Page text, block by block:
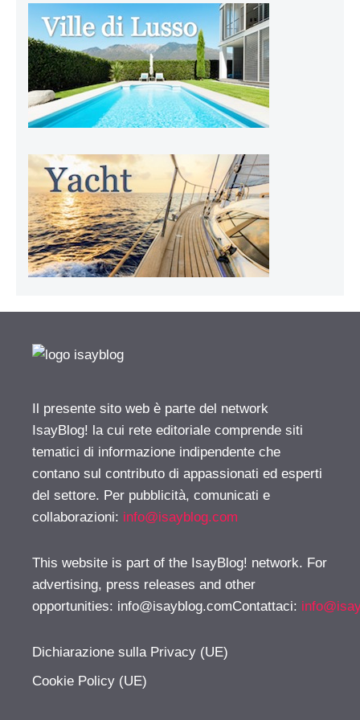
Il presente sito web è parte del network
IsayBlog! la cui rete editoriale comprende siti
tematici di informazione indipendente che
contano sul contributo di appassionati ed esperti
del settore. Per pubblicità, comunicati e
collaborazioni: info@isayblog.com
This website is part of the IsayBlog! network. For
advertising, press releases and other
opportunities: info@isayblog.comContattaci:
Dichiarazione sulla Privacy (UE)
Cookie Policy (UE)